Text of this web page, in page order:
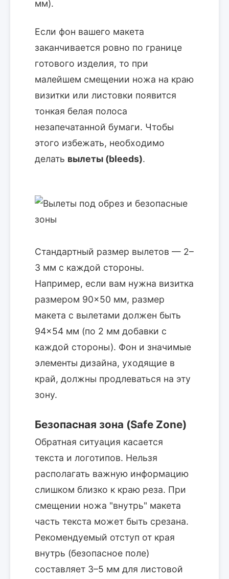
мм).
Если фон вашего макета
заканчивается ровно по границе
готового изделия, то при
малейшем смещении ножа на краю
визитки или листовки появится
тонкая белая полоса
незапечатанной бумаги. Чтобы
этого избежать, необходимо
делать вылеты (bleeds).
Стандартный размер вылетов — 2–
3 мм с каждой стороны.
Например, если вам нужна визитка
размером 90×50 мм, размер
макета с вылетами должен быть
94×54 мм (по 2 мм добавки с
каждой стороны). Фон и значимые
элементы дизайна, уходящие в
край, должны продлеваться на эту
зону.
Безопасная зона (Safe Zone)
Обратная ситуация касается
текста и логотипов. Нельзя
располагать важную информацию
слишком близко к краю реза. При
смещении ножа "внутрь" макета
часть текста может быть срезана.
Рекомендуемый отступ от края
внутрь (безопасное поле)
составляет 3–5 мм для листовой